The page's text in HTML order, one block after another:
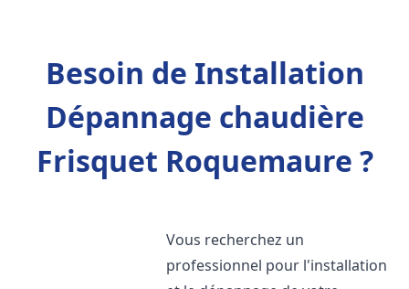
Besoin de Installation
Dépannage chaudière
Frisquet Roquemaure ?
Vous recherchez un
professionnel pour l'installation